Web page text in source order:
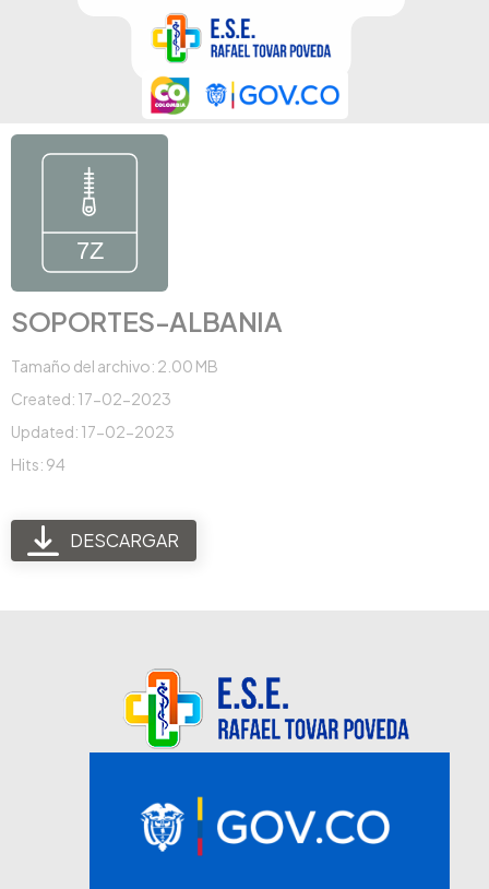
SOPORTES-ALBANIA
Tamaño del archivo: 2.00 MB
Created: 17-02-2023
Updated: 17-02-2023
Hits: 94
DESCARGAR